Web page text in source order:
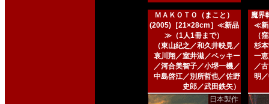
ＭＡＫＯＴＯ（まこと）
(2005)［21×28cm］≪新品
≫（1人1冊まで）
（東山紀之／和久井映見／
哀川翔／室井滋／ベッキー
／河合美智子／小堺一機／
中島啓江／別所哲也／佐野
史郎／武田鉄矢）
日本製作
魔界
≪新
（
杉
一
／
明